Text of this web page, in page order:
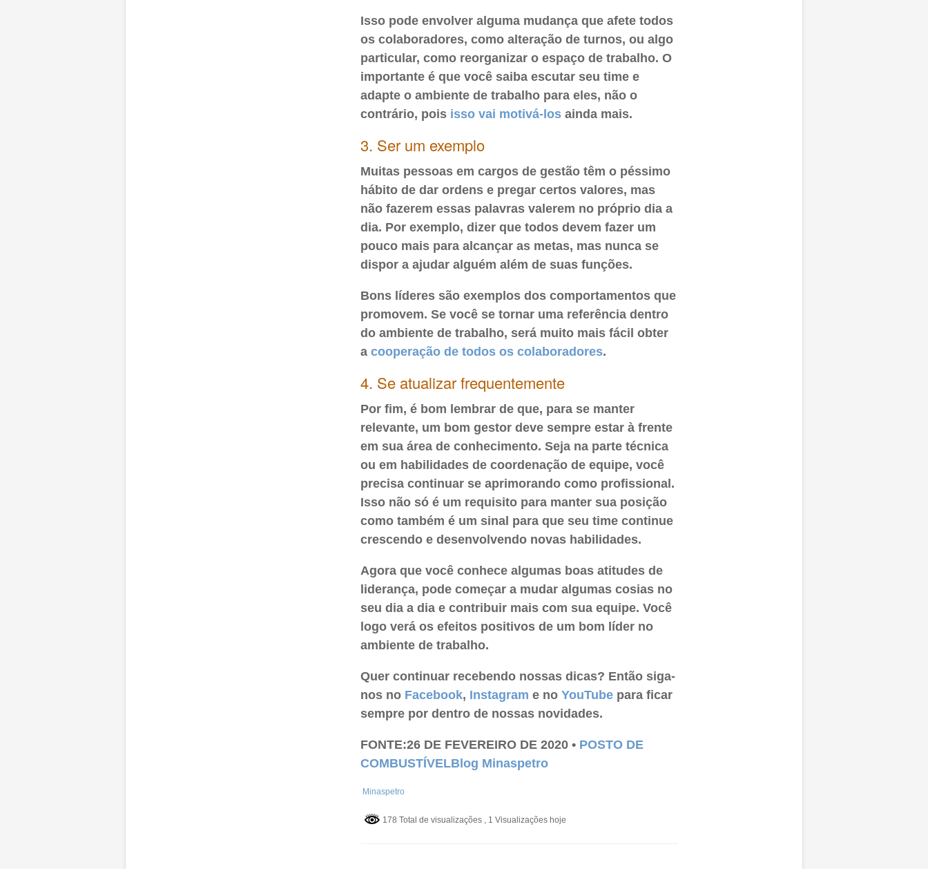
Isso pode envolver alguma mudança que afete todos
os colaboradores, como alteração de turnos, ou algo
particular, como reorganizar o espaço de trabalho. O
importante é que você saiba escutar seu time e
adapte o ambiente de trabalho para eles, não o
contrário, pois isso vai motivá-losainda mais.
3. Ser um exemplo
Muitas pessoas em cargos de gestão têm o péssimo
hábito de dar ordens e pregar certos valores, mas
não fazerem essas palavras valerem no próprio dia a
dia. Por exemplo, dizer que todos devem fazer um
pouco mais para alcançar as metas, mas nunca se
dispor a ajudar alguém além de suas funções.
Bons líderes são exemplos dos comportamentos que
promovem. Se você se tornar uma referência dentro
do ambiente de trabalho, será muito mais fácil obter
a cooperação de todos os colaboradores.
4. Se atualizar frequentemente
Por fim, é bom lembrar de que, para se manter
relevante, um bom gestor deve sempre estar à frente
em sua área de conhecimento. Seja na parte técnica
ou em habilidades de coordenação de equipe, você
precisa continuar se aprimorando como profissional.
Isso não só é um requisito para manter sua posição
como também é um sinal para que seu time continue
crescendo e desenvolvendo novas habilidades.
Agora que você conhece algumas boas atitudes de
liderança, pode começar a mudar algumas cosias no
seu dia a dia e contribuir mais com sua equipe. Você
logo verá os efeitos positivos de um bom líder no
ambiente de trabalho.
Quer continuar recebendo nossas dicas? Então siga-
nos no Facebook, Instagram e no YouTubepara ficar
sempre por dentro de nossas novidades.
FONTE:26 DE FEVEREIRO DE 2020 • POSTO DE
COMBUSTÍVELBlog Minaspetro
Minaspetro
178 Total de visualizações , 1 Visualizações hoje